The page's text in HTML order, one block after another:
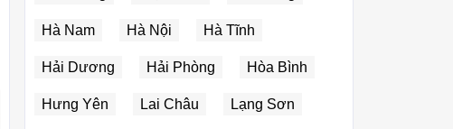
Hà Nam Hà Nội Hà Tĩnh
Hải Dương Hải Phòng Hòa Bình
Hưng Yên Lai Châu Lạng Sơn